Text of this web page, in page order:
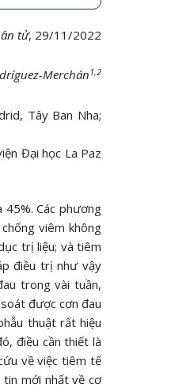
tử, 29/11/2022
Merchán1,2
Tây Ban Nha;
Đại học La Paz
Các phương
viêm không
trị liệu; và tiêm
điều trị như vậy
trong vài tuần,
được cơn đau
thuật rất hiệu
điều cần thiết là
về việc tiêm tế
mới nhất về cơ